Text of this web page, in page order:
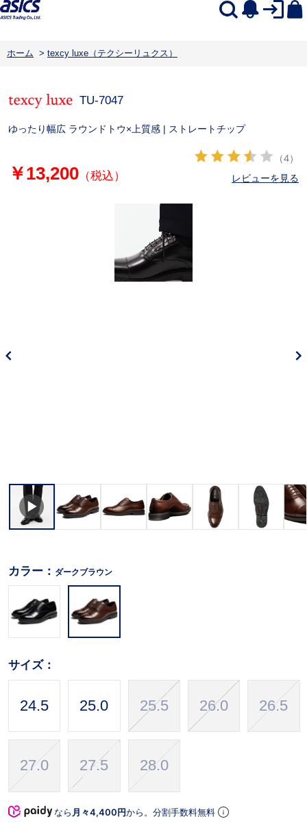
ホーム > texcy luxe（テクシーリュクス）
TU-7047
ゆったり幅広 ラウンドトウ×上質感 | ストレートチップ
￥13,200（税込）
（4）
レビューを見る
カラー： ダークブラウン
サイズ：
24.5 25.0 25.5 26.0 26.5
27.0 27.5 28.0
なら 月々4,400円から。分割手数料無料